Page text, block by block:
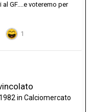
GF....e voteremo per
1
in Calciomercato